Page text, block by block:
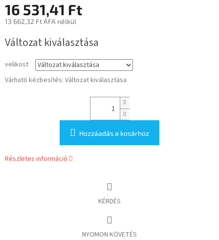
16 531,41 Ft
13 662,32 Ft ÁFA nélkül
Változat kiválasztása
velikost
Várható kézbesítés: Változat kiválasztása
Hozzáadás a kosárhoz
Részletes információ
KÉRDÉS
NYOMON KÖVETÉS